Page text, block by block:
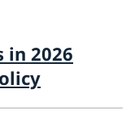
in 2026